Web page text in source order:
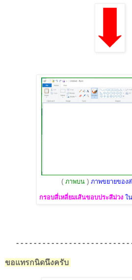
( ภาพบน ) ภาพขยายของ
กรอบสี่เหลี่ยมเส้นขอบประสีม่วงใ
- - - - - - - - - - - - - - - - - - - - - - - - - -
ขอแทรกนิดนึงครับ